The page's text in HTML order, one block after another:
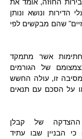
החוזה, אומד את
הדירות ונושא ונותן
שהם מבקשים לפי
אשר מתמקד
של הגורמים
זו, עולה החשש
על הסכם עם תנאים
של קבלן
הבניין שבו עתיד